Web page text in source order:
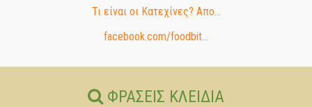
Τι είναι οι Κατεχίνες? Απο...
facebook.com/foodbit...
ΦΡΆΣΕΙΣ ΚΛΕΙΔΙΆ